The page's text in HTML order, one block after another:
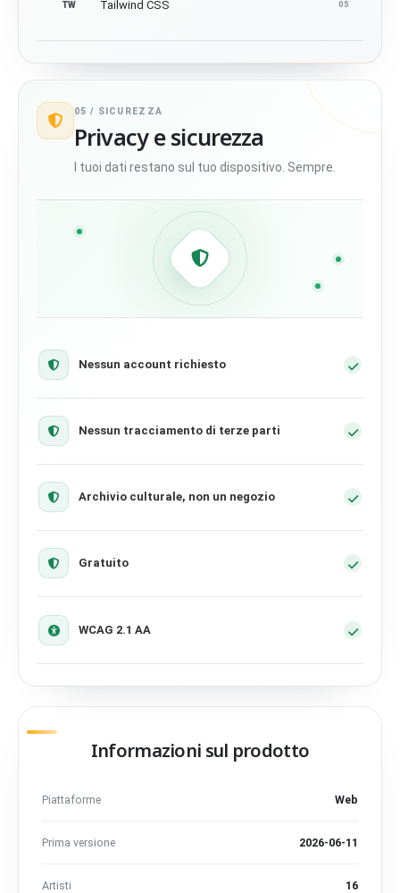
TW Tailwind CSS 05
05 / SICUREZZA
Privacy e sicurezza
I tuoi dati restano sul tuo dispositivo. Sempre.
Nessun account richiesto
Nessun tracciamento di terze parti
Archivio culturale, non un negozio
Gratuito
WCAG 2.1 AA
Informazioni sul prodotto
Piattaforme Web
Prima versione 2026-06-11
Artisti 16